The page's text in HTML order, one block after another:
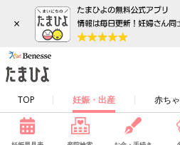
×
TOP 妊娠・出産 赤ち